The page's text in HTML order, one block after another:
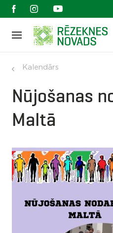
Kalendārs
Nūjošanas
Maltā